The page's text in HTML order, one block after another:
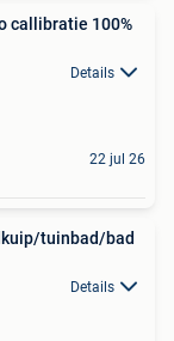
callibratie 100%
Details
22 jul 26
tuinbad/bad
Details